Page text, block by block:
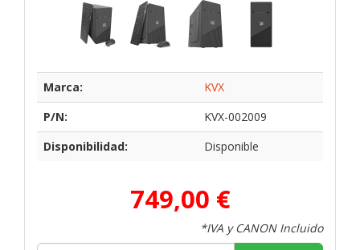
Marca:
KVX
P/N:
KVX-002009
Disponibilidad:
Disponible
749,00 €
*IVA y CANON Incluido